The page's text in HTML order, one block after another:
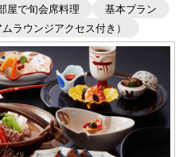
屋で旬会席料理
基本プラン
ラウンジアクセス付き）